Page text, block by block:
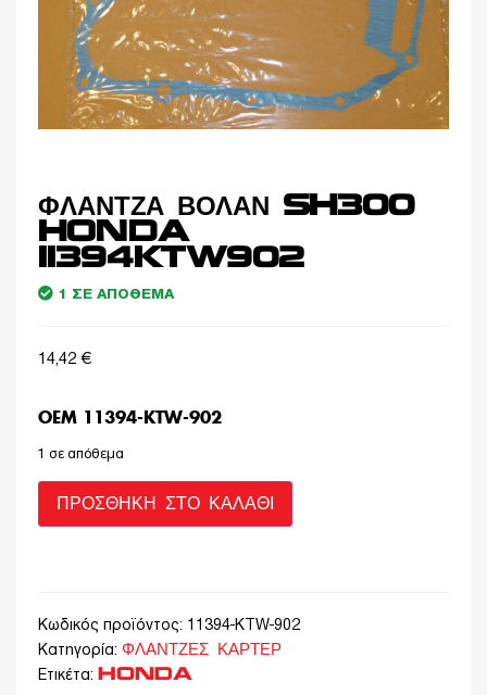
ΦΛΑΝΤΖΑ ΒΟΛΑΝ SH300
HONDA
11394KTW902
1 ΣΕ ΑΠΌΘΕΜΑ
14,42 €
OEM 11394-KTW-902
1 σε απόθεμα
ΠΡΟΣΘΉΚΗ ΣΤΟ ΚΑΛΆΘΙ
Κωδικός προϊόντος: 11394-KTW-902
Κατηγορία: ΦΛΑΝΤΖΕΣ ΚΑΡΤΕΡ
Ετικέτα: HONDA